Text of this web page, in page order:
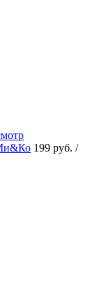
199 руб. /